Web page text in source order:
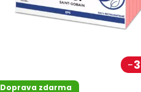
Doprava zdarma